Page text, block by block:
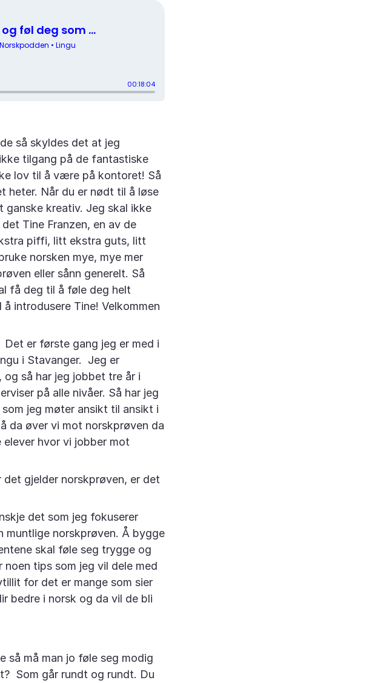
så skyldes det at jeg
tilgang på de fantastiske
lov til å være på kontoret! Så
heter. Når du er nødt til å løse
ganske kreativ. Jeg skal ikke
Tine Franzen, en av de
piffi, litt ekstra guts, litt
norsken mye, mye mer
eller sånn generelt. Så
få deg til å føle deg helt
introdusere Tine! Velkommen
er første gang jeg er med i
i Stavanger. Jeg er
så har jeg jobbet tre år i
på alle nivåer. Så har jeg
jeg møter ansikt til ansikt i
da øver vi mot norskprøven da
hvor vi jobber mot
gjelder norskprøven, er det
det som jeg fokuserer
muntlige norskprøven. Å bygge
skal føle seg trygge og
tips som jeg vil dele med
for det er mange som sier
bedre i norsk og da vil de bli
så må man jo føle seg modig
Som går rundt og rundt. Du